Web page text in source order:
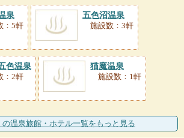
泉
：5軒
五色沼温泉
施設数：3軒
色温泉
：2軒
猫魔温泉
施設数：1軒
の温泉旅館・ホテル一覧をもっと見る